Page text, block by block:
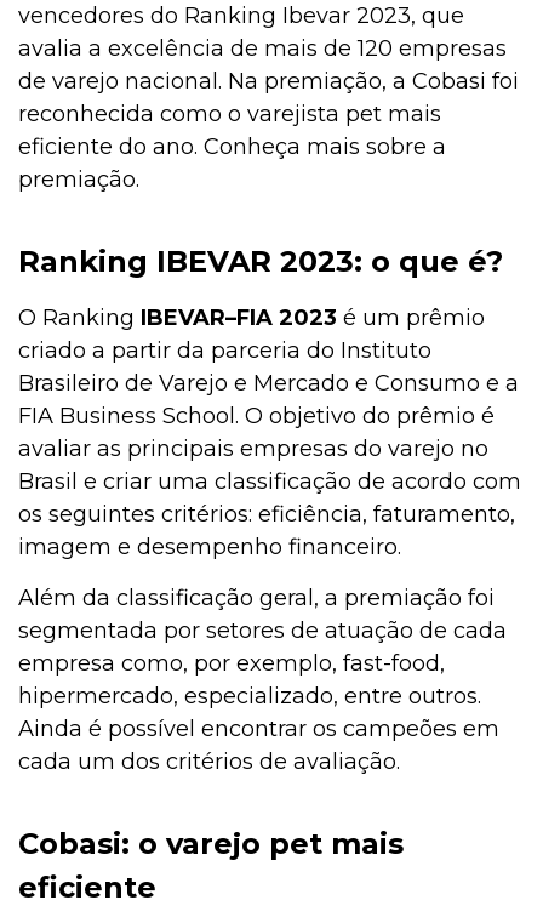
Institucional
vencedores do Ranking Ibevar 2023, que
avalia a excelência de mais de 120 empresas
de varejo nacional. Na premiação, a Cobasi foi
reconhecida como o varejista pet mais
eficiente do ano. Conheça mais sobre a
premiação.
Ranking IBEVAR 2023: o que é?
O Ranking IBEVAR–FIA 2023 é um prêmio
criado a partir da parceria do Instituto
Brasileiro de Varejo e Mercado e Consumo e a
FIA Business School. O objetivo do prêmio é
avaliar as principais empresas do varejo no
Brasil e criar uma classificação de acordo com
os seguintes critérios: eficiência, faturamento,
imagem e desempenho financeiro.
Além da classificação geral, a premiação foi
segmentada por setores de atuação de cada
empresa como, por exemplo, fast-food,
hipermercado, especializado, entre outros.
Ainda é possível encontrar os campeões em
cada um dos critérios de avaliação.
Cobasi: o varejo pet mais
eficiente